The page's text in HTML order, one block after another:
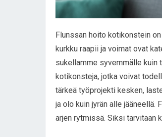
Flunssan hoito kotikonstein
kurkku raapii ja voimat ovat
sukellamme syvemmälle kuin
kotikonsteja, jotka voivat
tärkeä työprojekti kesken,
ja olo kuin jyrän alle jääneellä.
arjen rytmissä. Siksi tarvitaan